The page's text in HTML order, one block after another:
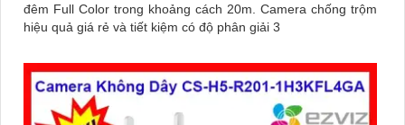
đêm Full Color trong khoảng cách 20m. Camera chống trộm
hiệu quả giá rẻ và tiết kiệm có độ phân giải 3